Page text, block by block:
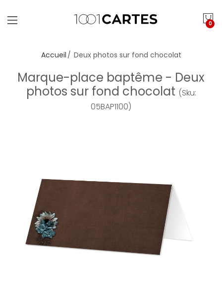
0
Accueil Deux photos sur fond chocolat
Marque-place baptême - Deux
photos sur fond chocolat (Sku:
05BAP1100)